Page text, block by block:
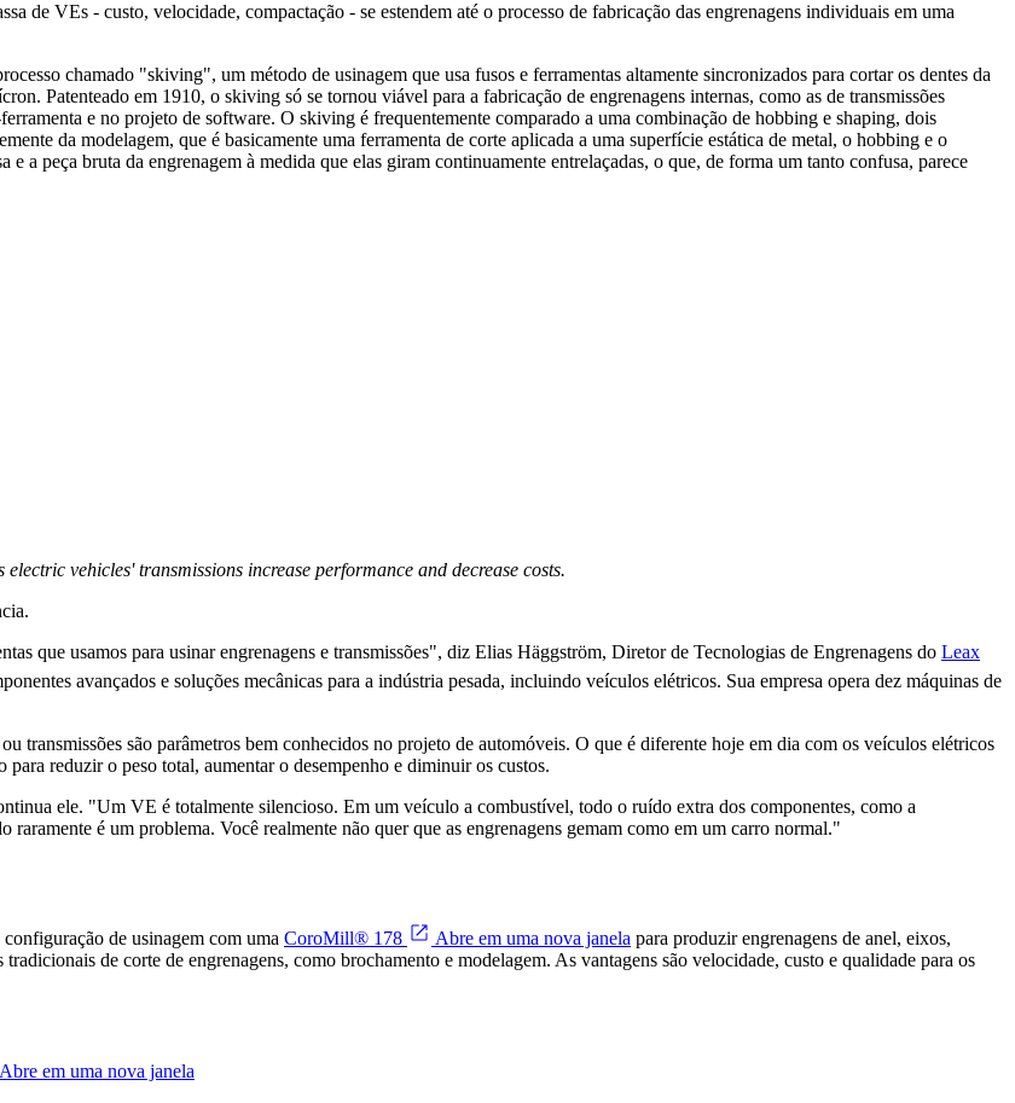
de VEs - custo, velocidade, compactação - se estendem até o processo de fabricação das engrenagens individuais em uma
chamado "skiving", um método de usinagem que usa fusos e ferramentas altamente sincronizados para cortar os dentes da
Patenteado em 1910, o skiving só se tornou viável para a fabricação de engrenagens internas, como as de transmissões
e no projeto de software. O skiving é frequentemente comparado a uma combinação de hobbing e shaping, dois
da modelagem, que é basicamente uma ferramenta de corte aplicada a uma superfície estática de metal, o hobbing e o
a peça bruta da engrenagem à medida que elas giram continuamente entrelaçadas, o que, de forma um tanto confusa, parece
vehicles' transmissions increase performance and decrease costs.
que usamos para usinar engrenagens e transmissões", diz Elias Häggström, Diretor de Tecnologias de Engrenagens do Leax
avançados e soluções mecânicas para a indústria pesada, incluindo veículos elétricos. Sua empresa opera dez máquinas de
transmissões são parâmetros bem conhecidos no projeto de automóveis. O que é diferente hoje em dia com os veículos elétricos
para reduzir o peso total, aumentar o desempenho e diminuir os custos.
ele. "Um VE é totalmente silencioso. Em um veículo a combustível, todo o ruído extra dos componentes, como a
é um problema. Você realmente não quer que as engrenagens gemam como em um carro normal."
de usinagem com uma CoroMill® 178 Abre em uma nova janela para produzir engrenagens de anel, eixos,
de corte de engrenagens, como brochamento e modelagem. As vantagens são velocidade, custo e qualidade para os
Abre em uma nova janela